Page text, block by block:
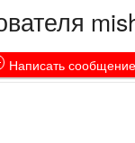
Написатьсообщение